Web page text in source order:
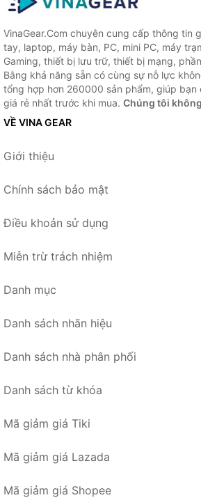
VinaGear.Com chuyên cung cấp thông tin
tay, laptop, máy bàn, PC, mini PC, máy
Gaming, thiết bị lưu trữ, thiết bị mạng,
Bằng khả năng sẵn có cùng sự nỗ lực
tổng hợp hơn 260000 sản phẩm, giúp bạn
giá rẻ nhất trước khi mua. Chúng tôi
VỀ VINA GEAR
Giới thiệu
Chính sách bảo mật
Điều khoản sử dụng
Miễn trừ trách nhiệm
Danh mục
Danh sách nhãn hiệu
Danh sách nhà phân phối
Danh sách từ khóa
Mã giảm giá Tiki
Mã giảm giá Lazada
Mã giảm giá Shopee